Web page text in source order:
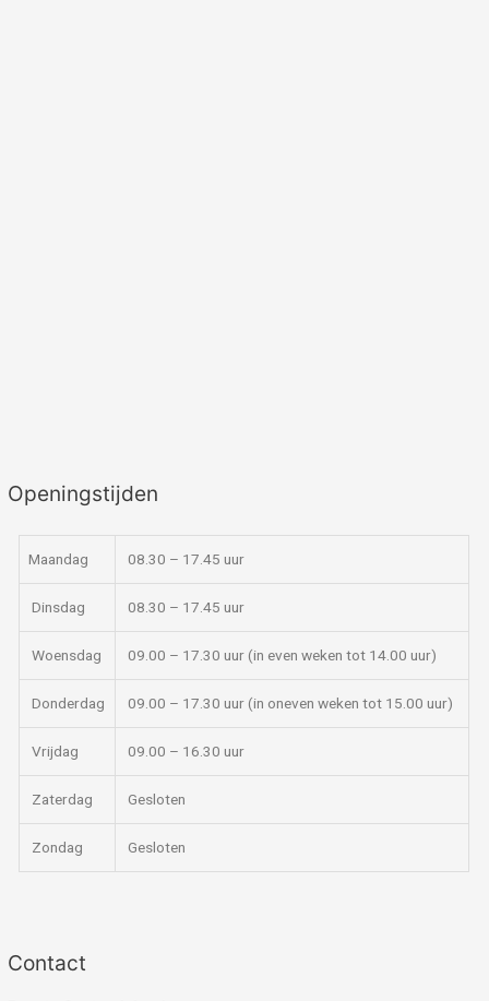
Openingstijden
Maandag 08.30 – 17.45 uur
Dinsdag 08.30 – 17.45 uur
Woensdag 09.00 – 17.30 uur (in even weken tot 14.00 uur)
Donderdag 09.00 – 17.30 uur (in oneven weken tot 15.00 uur)
Vrijdag 09.00 – 16.30 uur
Zaterdag Gesloten
Zondag Gesloten
Contact